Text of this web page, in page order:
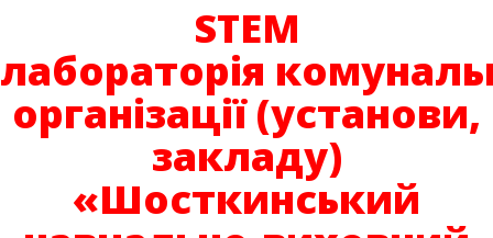
STEM
лабораторія
організації (установи,
закладу)
«Шосткинський